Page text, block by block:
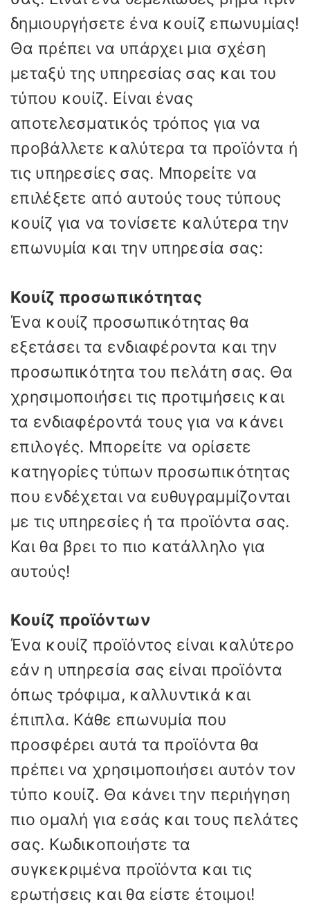
δημιουργήσετε ένα κουίζ επωνυμίας!
Θα πρέπει να υπάρχει μια σχέση
μεταξύ της υπηρεσίας σας και του
τύπου κουίζ. Είναι ένας
αποτελεσματικός τρόπος για να
προβάλλετε καλύτερα τα προϊόντα ή
τις υπηρεσίες σας. Μπορείτε να
επιλέξετε από αυτούς τους τύπους
κουίζ για να τονίσετε καλύτερα την
επωνυμία και την υπηρεσία σας:
Κουίζ προσωπικότητας
Ένα κουίζ προσωπικότητας θα
εξετάσει τα ενδιαφέροντα και την
προσωπικότητα του πελάτη σας. Θα
χρησιμοποιήσει τις προτιμήσεις και
τα ενδιαφέροντά τους για να κάνει
επιλογές. Μπορείτε να ορίσετε
κατηγορίες τύπων προσωπικότητας
που ενδέχεται να ευθυγραμμίζονται
με τις υπηρεσίες ή τα προϊόντα σας.
Και θα βρει το πιο κατάλληλο για
αυτούς!
Κουίζ προϊόντων
Ένα κουίζ προϊόντος είναι καλύτερο
εάν η υπηρεσία σας είναι προϊόντα
όπως τρόφιμα, καλλυντικά και
έπιπλα. Κάθε επωνυμία που
προσφέρει αυτά τα προϊόντα θα
πρέπει να χρησιμοποιήσει αυτόν τον
τύπο κουίζ. Θα κάνει την περιήγηση
πιο ομαλή για εσάς και τους πελάτες
σας. Κωδικοποιήστε τα
συγκεκριμένα προϊόντα και τις
ερωτήσεις και θα είστε έτοιμοι!